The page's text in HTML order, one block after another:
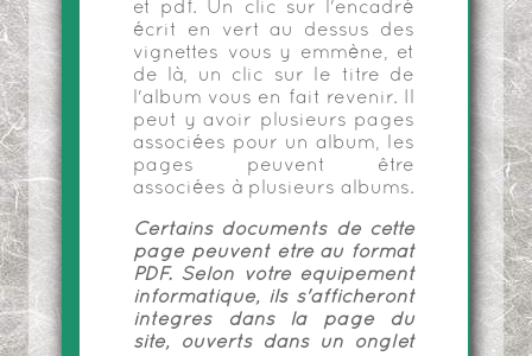
et pdf. Un clic sur l'encadré
écrit en vert au dessus des
vignettes vous y emmène, et
de là, un clic sur le titre de
l'album vous en fait revenir. Il
peut y avoir plusieurs pages
associées pour un album, les
pages peuvent être
associées à plusieurs albums.
Certains documents de cette
page peuvent être au format
PDF. Selon votre équipement
informatique, ils s'afficheront
intégrés dans la page du
site, ouverts dans un onglet